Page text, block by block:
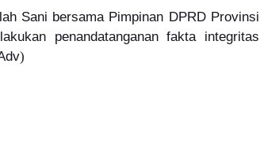
Sani bersama Pimpinan DPRD Provinsi
penandatanganan fakta integritas
)